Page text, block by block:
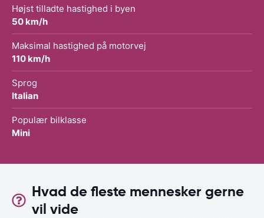
Højst tilladte hastighed i byen
50 km/h
Maksimal hastighed på motorvej
110 km/h
Sprog
Italian
Populær bilklasse
Mini
Hvad de fleste mennesker gerne
vil vide